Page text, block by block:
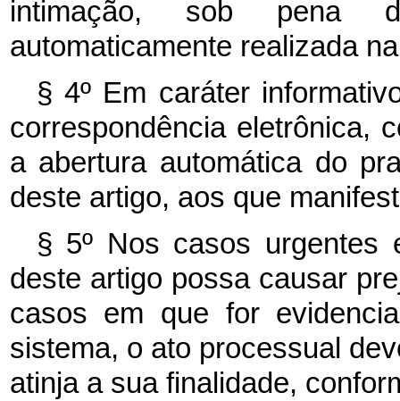
intimação, sob pena
automaticamente realizada
§ 4º Em caráter
correspondência eletrônica,
a abertura automática do
deste artigo, aos que
§ 5º Nos casos urgentes
deste artigo possa causar
casos em que for
sistema, o ato processual
atinja a sua finalidade,